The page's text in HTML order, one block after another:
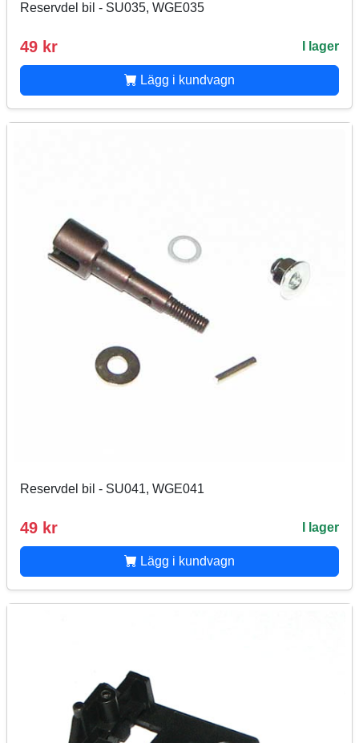
Reservdel bil - SU035, WGE035
49 kr I lager
Lägg i kundvagn
Reservdel bil - SU041, WGE041
49 kr I lager
Lägg i kundvagn